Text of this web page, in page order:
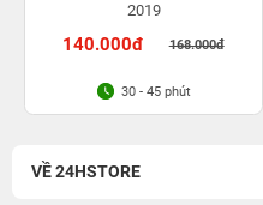
2019
140.000đ 168.000đ
30 - 45 phút
VỀ 24HSTORE